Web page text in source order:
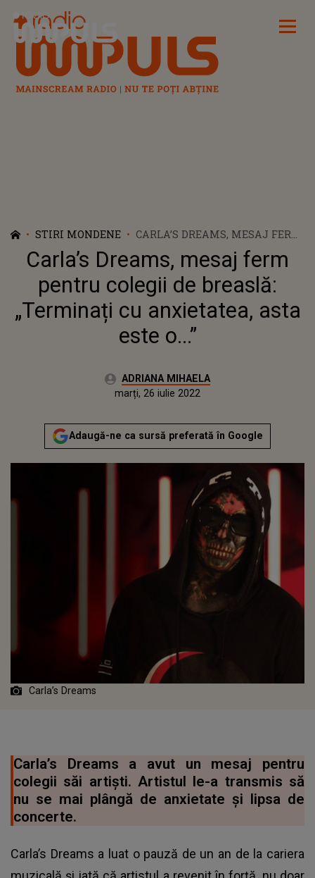
Radio Impuls
STIRI MONDENE
CARLA’S DREAMS, MESAJ FERM
PENTRU COLEGII DE BREASLĂ:
„TERMINAȚI CU ANXIETATEA,
ASTA ESTE O...”
Carla’s Dreams, mesaj ferm
pentru colegii de breaslă:
„Terminați cu anxietatea, asta
este o...”
Autor:ADRIANA MIHAELA
Actualizat:
marți, 26 iulie 2022
Adaugă-ne ca sursă preferată în Google
Carla’s Dreams
Carla’s Dreams a avut un mesaj pentru
colegii săi artiști. Artistul le-a transmis să
nu se mai plângă de anxietate și lipsa de
concerte.
Carla’s Dreams a luat o pauză de un an de la cariera